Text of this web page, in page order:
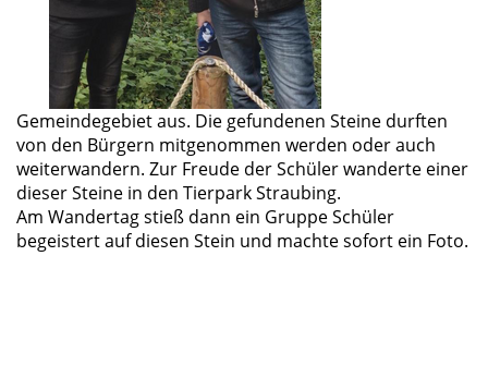
Gemeindegebiet aus. Die gefundenen Steine durften
von den Bürgern mitgenommen werden oder auch
weiterwandern. Zur Freude der Schüler wanderte einer
dieser Steine in den Tierpark Straubing.
Am Wandertag stieß dann ein Gruppe Schüler
begeistert auf diesen Stein und machte sofort ein Foto.